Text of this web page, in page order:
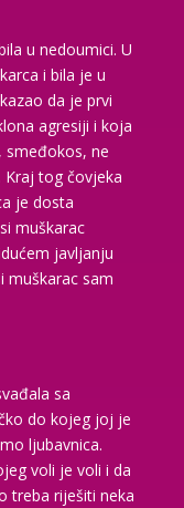
u nedoumici. U
i bila je u
da je prvi
agresiji i koja
smeđokos, ne
tog čovjeka
je dosta
muškarac
javljanju
muškarac sam
sa
do kojeg joj je
ljubavnica.
voli je voli i da
treba riješiti neka